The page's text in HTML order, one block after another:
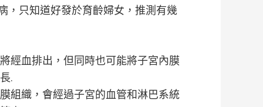
，只知道好發於育齡婦女，推測有幾
經血排出，但同時也可能將子宮內膜
.
組織，會經過子宮的血管和淋巴系統